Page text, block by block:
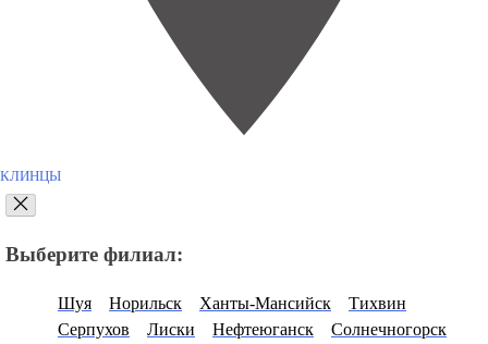
КЛИНЦЫ
Выберите филиал:
Шуя Норильск Ханты-Мансийск
Тихвин
Серпухов
Лиски Нефтеюганск
Солнечногорск